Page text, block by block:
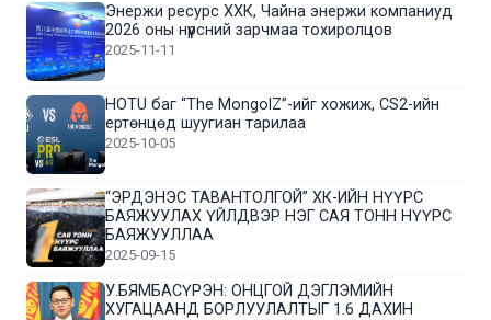
Энержи ресурс ХХК, Чайна энержи компаниуд
2026 оны нүүрсний зарчмаа тохиролцов
2025-11-11
HOTU баг “The MongolZ”-ийг хожиж, CS2-ийн
ертөнцөд шуугиан тарилаа
2025-10-05
“ЭРДЭНЭС ТАВАНТОЛГОЙ” ХК-ИЙН НҮҮРС
БАЯЖУУЛАХ ҮЙЛДВЭР НЭГ САЯ ТОНН НҮҮРС
БАЯЖУУЛЛАА
2025-09-15
У.БЯМБАСҮРЭН: ОНЦГОЙ ДЭГЛЭМИЙН
ХУГАЦААНД БОРЛУУЛАЛТЫГ 1.6 ДАХИН